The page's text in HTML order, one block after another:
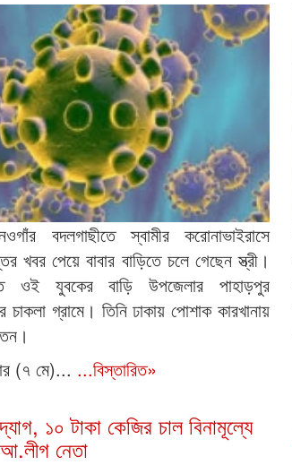
বদলগাছীতে স্বামীর করোনাভাইরাসে
খবর পেয়ে বাবার বাড়িতে চলে গেছেন স্ত্রী।
ওই যুবকের বাড়ি উপজেলার পাহাড়পুর
চাকলা গ্রামে। তিনি ঢাকায় পোশাক কারখানায়
(৭ মে)... ...বিস্তারিত»
১০ টাকা কেজির চাল বিনামূল্যে
নেতা